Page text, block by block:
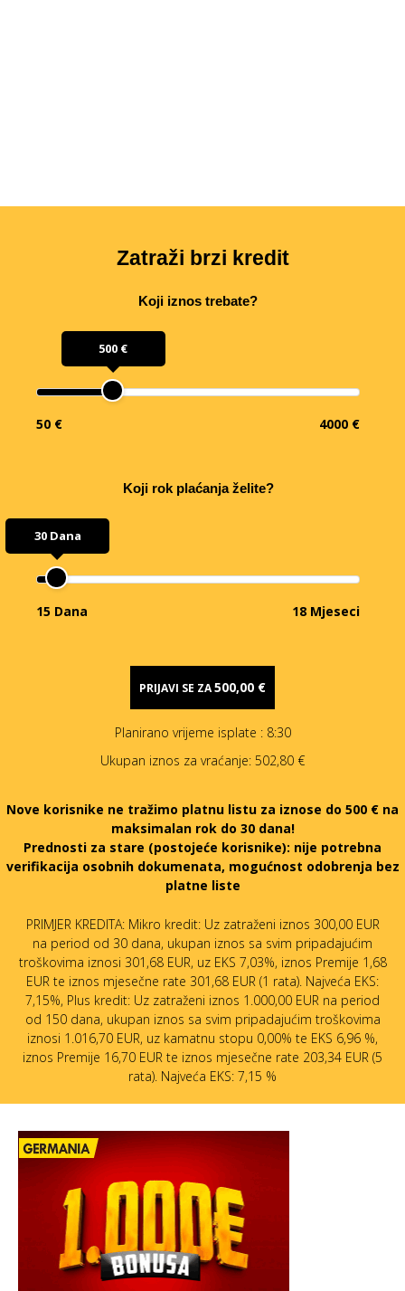
Zatraži brzi kredit
Koji iznos trebate?
500 €
50 € 4000 €
Koji rok plaćanja želite?
30 Dana
15 Dana 18 Mjeseci
PRIJAVI SE ZA500,00 €
Planirano vrijeme isplate : 8:30
Ukupan iznos za vraćanje: 502,80 €
Nove korisnike ne tražimo platnu listu za iznose do 500 € na
maksimalan rok do 30 dana!
Prednosti za stare (postojeće korisnike): nije potrebna
verifikacija osobnih dokumenata, mogućnost odobrenja bez
platne liste
PRIMJER KREDITA: Mikro kredit: Uz zatraženi iznos 300,00 EUR
na period od 30 dana, ukupan iznos sa svim pripadajućim
troškovima iznosi 301,68 EUR, uz EKS 7,03%, iznos Premije 1,68
EUR te iznos mjesečne rate 301,68 EUR (1 rata). Najveća EKS:
7,15%, Plus kredit: Uz zatraženi iznos 1.000,00 EUR na period
od 150 dana, ukupan iznos sa svim pripadajućim troškovima
iznosi 1.016,70 EUR, uz kamatnu stopu 0,00% te EKS 6,96 %,
iznos Premije 16,70 EUR te iznos mjesečne rate 203,34 EUR (5
rata). Najveća EKS: 7,15 %